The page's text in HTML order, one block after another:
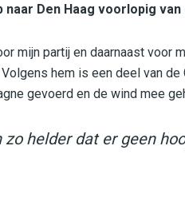
Den Haag voorlopig van
mijn partij en daarnaast voor
hem is een deel van
gevoerd en de wind mee
zo helder dat er geen